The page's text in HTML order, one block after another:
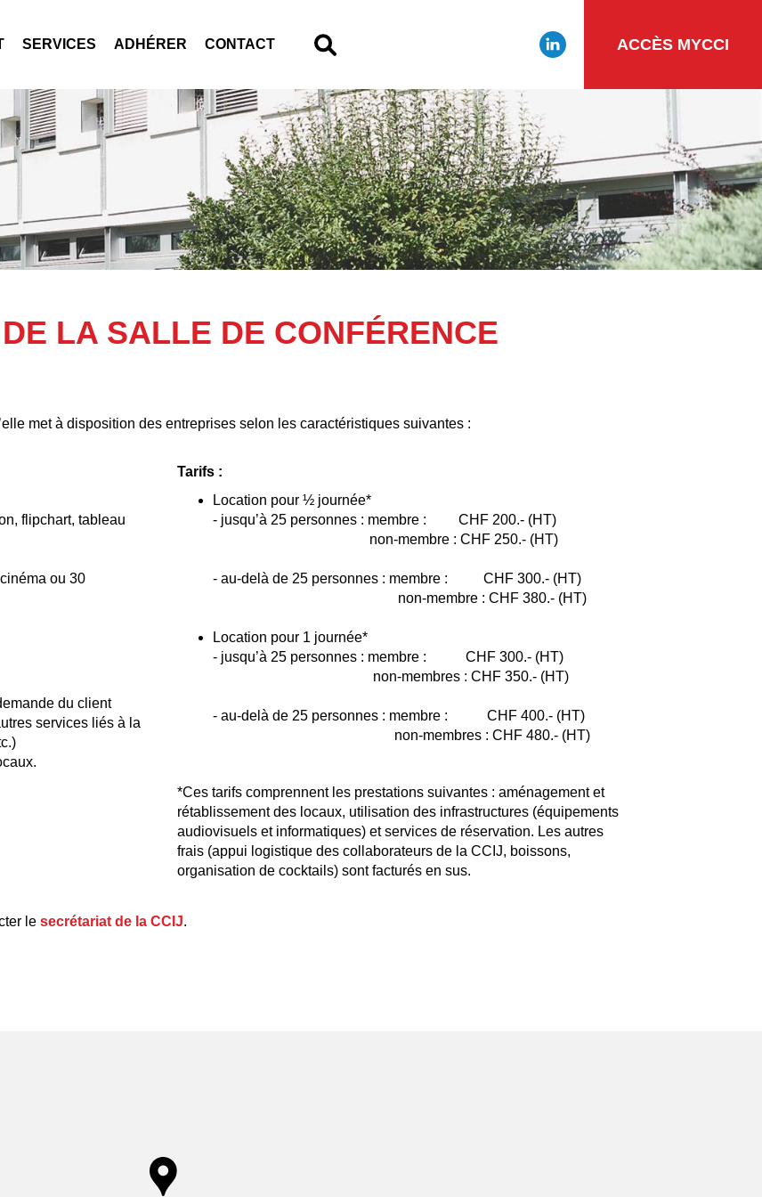
ACCÈS MYCCI
SERVICES ADHÉRER CONTACT
LA SALLE DE CONFÉRENCE
met à disposition des entreprises selon les caractéristiques suivantes :
flipchart, tableau
ou 30
du client
services liés à la
Tarifs :
Location pour ½ journée*
- jusqu’à 25 personnes : membre : CHF 200.- (HT)
non-membre : CHF 250.- (HT)
- au-delà de 25 personnes : membre : CHF 300.- (HT)
non-membre : CHF 380.- (HT)
Location pour 1 journée*
- jusqu’à 25 personnes : membre : CHF 300.- (HT)
non-membres : CHF 350.- (HT)
- au-delà de 25 personnes : membre : CHF 400.- (HT)
non-membres : CHF 480.- (HT)
*Ces tarifs comprennent les prestations suivantes : aménagement et
rétablissement des locaux, utilisation des infrastructures (équipements
audiovisuels et informatiques) et services de réservation. Les autres
frais (appui logistique des collaborateurs de la CCIJ, boissons,
organisation de cocktails) sont facturés en sus.
le secrétariat de la CCIJ.